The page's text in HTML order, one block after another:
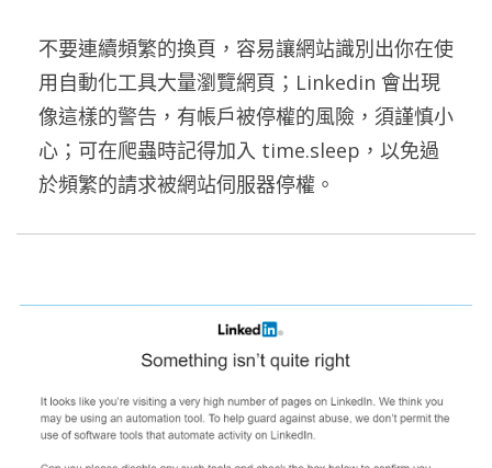
不要連續頻繁的換頁，容易讓網站識別出你在使
用自動化工具大量瀏覽網頁；Linkedin 會出現
像這樣的警告，有帳戶被停權的風險，須謹慎小
心；可在爬蟲時記得加入 time.sleep，以免過
於頻繁的請求被網站伺服器停權。